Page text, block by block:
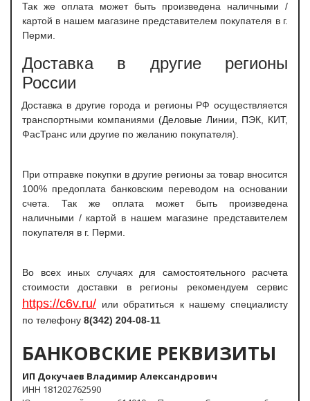
Так же оплата может быть произведена наличными /
картой в нашем магазине представителем покупателя в г.
Перми.
Доставка в другие регионы
России
Доставка в другие города и регионы РФ осуществляется
транспортными компаниями (Деловые Линии, ПЭК, КИТ,
ФасТранс или другие по желанию покупателя).
При отправке покупки в другие регионы за товар вносится
100% предоплата банковским переводом на основании
счета. Так же оплата может быть произведена
наличными / картой в нашем магазине представителем
покупателя в г. Перми.
Во всех иных случаях для самостоятельного расчета
стоимости доставки в регионы рекомендуем сервис
https://c6v.ru/ или обратиться к нашему специалисту
по телефону 8(342) 204-08-11
БАНКОВСКИЕ РЕКВИЗИТЫ
ИП Докучаев Владимир Александрович
ИНН 181202762590